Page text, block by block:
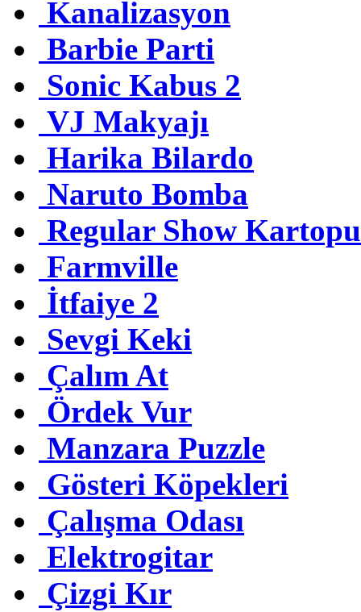
Kanalizasyon
Barbie Parti
Sonic Kabus 2
VJ Makyajı
Harika Bilardo
Naruto Bomba
Regular Show Kartopu
Farmville
İtfaiye 2
Sevgi Keki
Çalım At
Ördek Vur
Manzara Puzzle
Gösteri Köpekleri
Çalışma Odası
Elektrogitar
Çizgi Kır